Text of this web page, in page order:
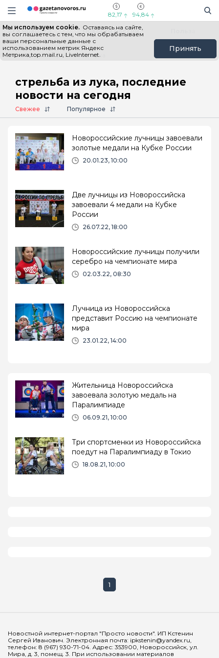
Информационный портал "ГазетаНоворос.ру"
Навигация сайта
82,17 94,84
Мы используем cookie. Оставаясь на сайте,
вы соглашаетесь с тем, что мы обрабатываем
ваши персональные данные с
использованием метрик Яндекс
Метрика,top.mail.ru, LiveInternet.
Принять
Все новости Новости России
Главная # стрельба из лука
стрельба из лука, последние
новости на сегодня
Свежее Популярное
Новороссийские лучницы завоевали
золотые медали на Кубке России
20.01.23, 10:00
Две лучницы из Новороссийска
завоевали 4 медали на Кубке
России
26.07.22, 18:00
Новороссийские лучницы получили
серебро на чемпионате мира
02.03.22, 08:30
Лучница из Новороссийска
представит Россию на чемпионате
мира
23.01.22, 14:00
Жительница Новороссийска
завоевала золотую медаль на
Паралимпиаде
06.09.21, 10:00
Три спортсменки из Новороссийска
поедут на Паралимпиаду в Токио
18.08.21, 10:00
1
Новостной интернет-портал "Просто новости". ИП Кстенин
Сергей Иванович. Электронная почта: ipkstenin@yandex.ru,
телефон: 8 (967) 930-71-04. Адрес: 353900, Новороссийск, ул.
Мира, д. 3, помещ. 3. При использовании материалов